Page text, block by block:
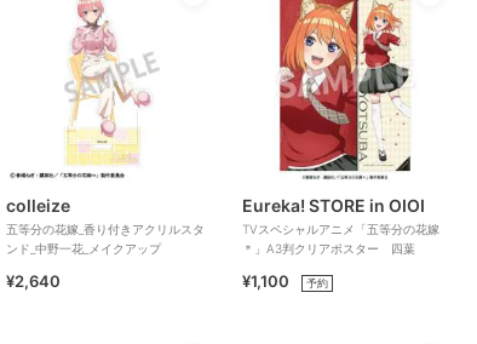
colleize
五等分の花嫁_香り付きアクリルスタ
ンド_中野一花_メイクアップ
¥2,640
Eureka! STORE in OIOI
TVスペシャルアニメ「五等分の花嫁
＊」A3判クリアポスター 四葉
¥1,100 予約